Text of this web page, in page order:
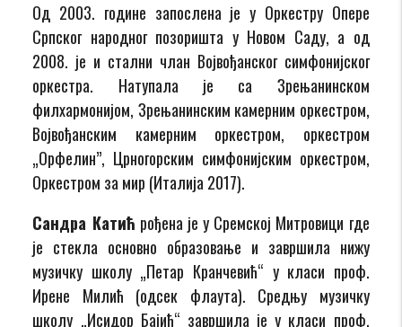
Од 2003. године запослена је у Оркестру Опере
Српског народног позоришта у Новом Саду, а од
2008. је и стални члан Војвођанског симфонијског
оркестра. Натупала је са Зрењанинском
филхармонијом, Зрењанинским камерним оркестром,
Војвођанским камерним оркестром, оркестром
„Орфелин”, Црногорским симфонијским оркестром,
Оркестром за мир (Италија 2017).
Сандра Катић рођена је у Сремској Митровици где
је стекла основно образовање и завршила нижу
музичку школу „Петар Кранчевић“ у класи проф.
Ирене Милић (одсек флаута). Средњу музичку
школу „Исидор Бајић“ завршила је у класи проф.